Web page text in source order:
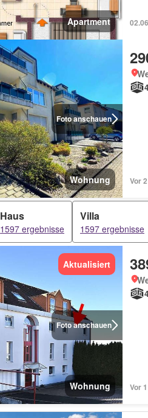
Apartment
Foto anschauen
Wohnung Vor
Haus
1597 ergebnisse
Villa
1597 ergebnisse
Foto anschauen
Aktualisiert
Wohnung Vor